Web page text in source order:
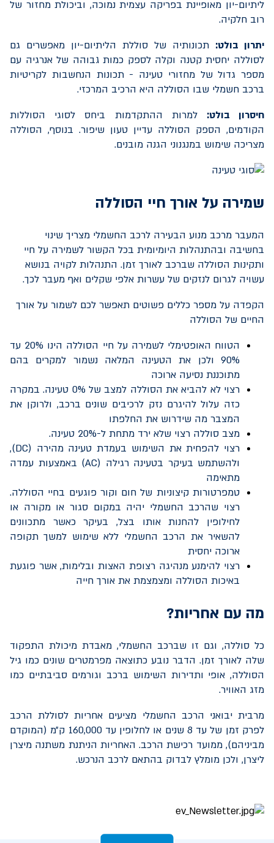
ליתיום-יון מאופיינת בפריקה עצמית נמוכה, וביכולת מחזור של
רוב חלקיה.
יתרון בולט: תכונותיה של סוללת הליתיום-יון מאפשרים גם
לסוללה יחסית קטנה וקלה לספק כמות גבוהה של אנרגיה עם
מספר גדול של מחזורי טעינה - תכונות הנחשבות לקריטיות
ברכב חשמלי שבו הסוללה היא הרכיב המרכזי.
חיסרון בולט: למרות ההתקדמות ביחס לסוגי הסוללות
הקודמים, הספק הסוללה עדיין טעון שיפור. בנוסף, הסוללה
מצריכה שימוש במנגנוני הגנה מובנים.
שמירה על אורך חיי הסוללה
המעבר מרכב מנוע הבעירה לרכב החשמלי מצריך שינוי
בחשיבה ובהתנהלות היומיומית בכל הקשור לשמירה על חיי
ותקינות הסוללה שברכב לאורך זמן. התנהלות לקויה בנושא
עשויה לגרום לנזקים של עשרות אלפי שקלים ואף מעבר לכך.
הקפדה על מספר כללים פשוטים תאפשר לכם לשמור על אורך
החיים של הסוללה
הטווח האופטימלי לשמירה על חיי הסוללה הינו 20% עד
90% ולכן את הטעינה המלאה נשמור למקרים בהם
מתוכננת נסיעה ארוכה
רצוי לא להביא את הסוללה למצב של 0% טעינה. במקרה
כזה עלול להיגרם נזק לרכיבים שונים ברכב, ולרוקן את
המצבר מה שידרוש את החלפתו
מצב סוללה רצוי שלא ירד מתחת ל-20% טעינה.
רצוי להפחית את השימוש בעמדת טעינה מהירה (DC
),
ולהשתמש בעיקר בטעינה רגילה (AC) באמצעות עמדה
מתאימה
טמפרטורות קיצוניות של חום וקור פוגעים בחיי הסוללה.
רצוי שהרכב החשמלי יהיה במקום סגור או מקורה או
לחילופין להחנות אותו בצל, בעיקר כאשר מתכוונים
להשאיר את הרכב החשמלי ללא שימוש למשך תקופה
ארוכה יחסית
רצוי להימנע מנהיגה רצופת האצות ובלימות, אשר פוגעת
באיכות הסוללה ומצמצמת את אורך חייה
מה עם אחריות?
כל סוללה, וגם זו שברכב החשמלי, מאבדת מיכולת התפקוד
שלה לאורך זמן. הדבר נובע כתוצאה מפרמטרים שונים כמו גיל
הסוללה, אופי ותדירות השימוש ברכב וגורמים סביבתיים כמו
מזג האוויר.
מרבית יבואני הרכב החשמלי מציעים אחריות לסוללת הרכב
לפרק זמן של עד 8 שנים או לחלופין עד 160,000 ק״מ (המוקדם
מביניהם), ממועד רכישת הרכב. האחריות הניתנת משתנה מיצרן
ליצרן, ולכן מומלץ לבדוק בהתאם לרכב הנרכש.